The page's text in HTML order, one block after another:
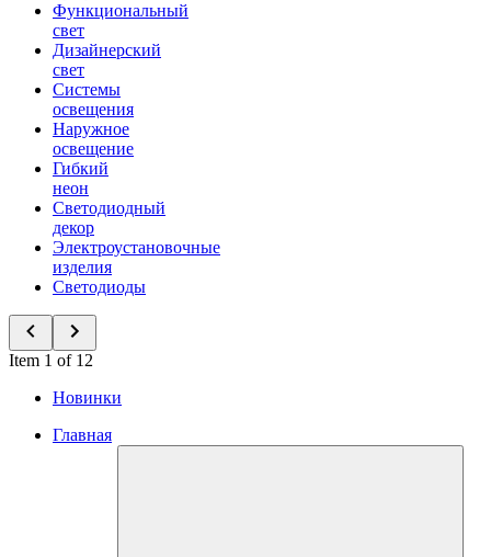
Функциональный
свет
Дизайнерский
свет
Системы
освещения
Наружное
освещение
Гибкий
неон
Светодиодный
декор
Электроустановочные
изделия
Светодиоды
Item 1 of 12
Новинки
Главная